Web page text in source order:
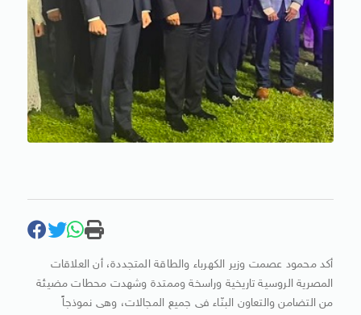
أكد محمود عصمت وزير الكهرباء والطاقة المتجددة، أن العلاقات
المصرية الروسية تاريخية وراسخة وممتدة وشهدت محطات مضيئة
من التضامن والتعاون البنّاء فى جميع المجالات، وهى نموذجاً